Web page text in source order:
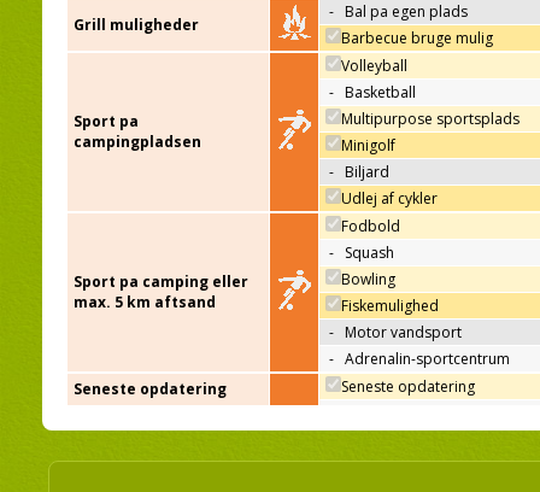
Grill muligheder
- Bal pa egen plads
Barbecue bruge mulig
Sport pa
campingpladsen
Volleyball
- Basketball
Multipurpose sportsplads
Minigolf
- Biljard
Udlej af cykler
Sport pa camping eller
max. 5 km aftsand
Fodbold
- Squash
Bowling
Fiskemulighed
- Motor vandsport
- Adrenalin-sportcentrum
Seneste opdatering
Seneste opdatering